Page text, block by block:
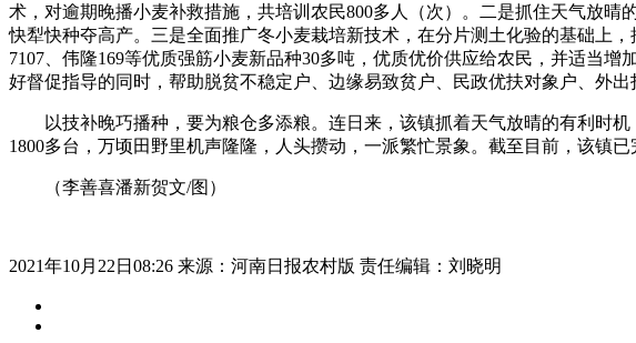
术，对逾期晚播小麦补救措施，共培训农民800多人（次）。二是抓住天气放
快犁快种夺高产。三是全面推广冬小麦栽培新技术，在分片测土化验的基础上
7107、伟隆169等优质强筋小麦新品种30多吨，优质优价供应给农民，并适当
好督促指导的同时，帮助脱贫不稳定户、边缘易致贫户、民政优扶对象户、外出
以技补晚巧播种，要为粮仓多添粮。连日来，该镇抓着天气放晴的有利时机
1800多台，万顷田野里机声隆隆，人头攒动，一派繁忙景象。截至目前，该镇已
（李善喜潘新贺文/图）
2021年10月22日08:26 来源：河南日报农村版 责任编辑：刘晓明